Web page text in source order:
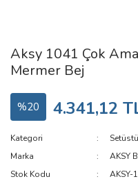
Aksy 1041 Çok
Mermer Bej
%20 4.341,12
Kategori
Marka
AKSY
Stok Kodu
AKSY-